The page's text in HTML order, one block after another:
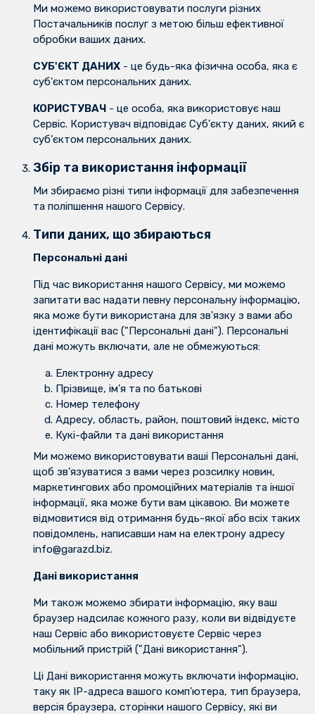
Ми можемо використовувати послуги різних
Постачальників послуг з метою більш ефективної
обробки ваших даних.
СУБ'ЄКТ ДАНИХ - це будь-яка фізична особа, яка є
суб'єктом персональних даних.
КОРИСТУВАЧ - це особа, яка використовує наш
Сервіс. Користувач відповідає Суб'єкту даних, який є
суб'єктом персональних даних.
Збір та використання інформації
Ми збираємо різні типи інформації для забезпечення
та поліпшення нашого Сервісу.
Типи даних, що збираються
Персональні дані
Під час використання нашого Сервісу, ми можемо
запитати вас надати певну персональну інформацію,
яка може бути використана для зв'язку з вами або
ідентифікації вас ("Персональні дані"). Персональні
дані можуть включати, але не обмежуються:
Електронну адресу
Прізвище, ім'я та по батькові
Номер телефону
Адресу, область, район, поштовий індекс, місто
Кукі-файли та дані використання
Ми можемо використовувати ваші Персональні дані,
щоб зв'язуватися з вами через розсилку новин,
маркетингових або промоційних матеріалів та іншої
інформації, яка може бути вам цікавою. Ви можете
відмовитися від отримання будь-якої або всіх таких
повідомлень, написавши нам на електрону адресу
info@garazd.biz.
Дані використання
Ми також можемо збирати інформацію, яку ваш
браузер надсилає кожного разу, коли ви відвідуєте
наш Сервіс або використовуєте Сервіс через
мобільний пристрій ("Дані використання").
Ці Дані використання можуть включати інформацію,
таку як IP-адреса вашого комп'ютера, тип браузера,
версія браузера, сторінки нашого Сервісу, які ви